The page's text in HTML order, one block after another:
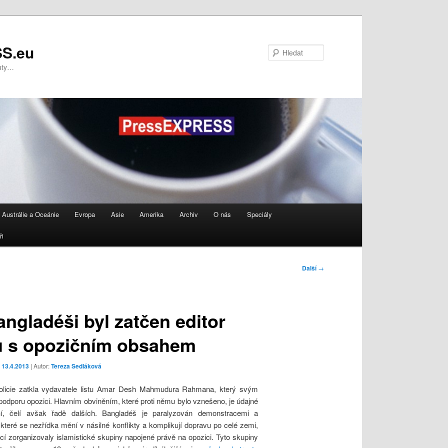
Austrálie a Oceánie Evropa Asie Amerika Archiv O nás Speciály
Další→
byl zatčen editor
s opozičním obsahem
13.4.2013 | Autor:Tereza Sedláková
zatkla vydavatele listu Amar Desh Mahmudura Rahmana, který svým
opozici. Hlavním obviněním, které proti němu bylo vznešeno, je údajné
čelí avšak řadě dalších. Bangladéš je paralyzován demonstracemi a
se nezřídka mění v násilné konflikty a komplikují dopravu po celé zemi,
zorganizovaly islamistické skupiny napojené právě na opozici. Tyto skupiny